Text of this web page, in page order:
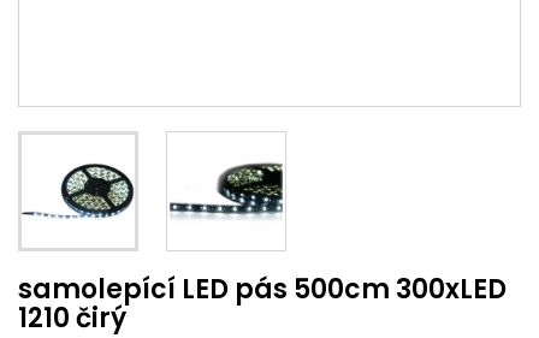
samolepící LED pás 500cm 300xLED
1210 čirý